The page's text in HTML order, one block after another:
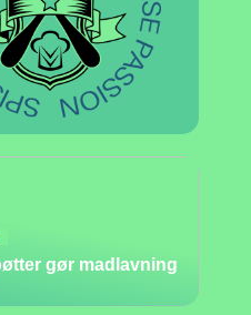
gør madlavning